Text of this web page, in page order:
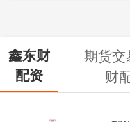
鑫东财
配资
期货
财